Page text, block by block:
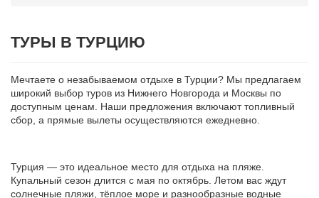
ТУРЫ В ТУРЦИЮ
Мечтаете о незабываемом отдыхе в Турции? Мы предлагаем
широкий выбор туров из Нижнего Новгорода и Москвы по
доступным ценам. Наши предложения включают топливный
сбор, а прямые вылеты осуществляются ежедневно.
Турция — это идеальное место для отдыха на пляже.
Купальный сезон длится с мая по октябрь. Летом вас ждут
солнечные пляжи, тёплое море и разнообразные водные